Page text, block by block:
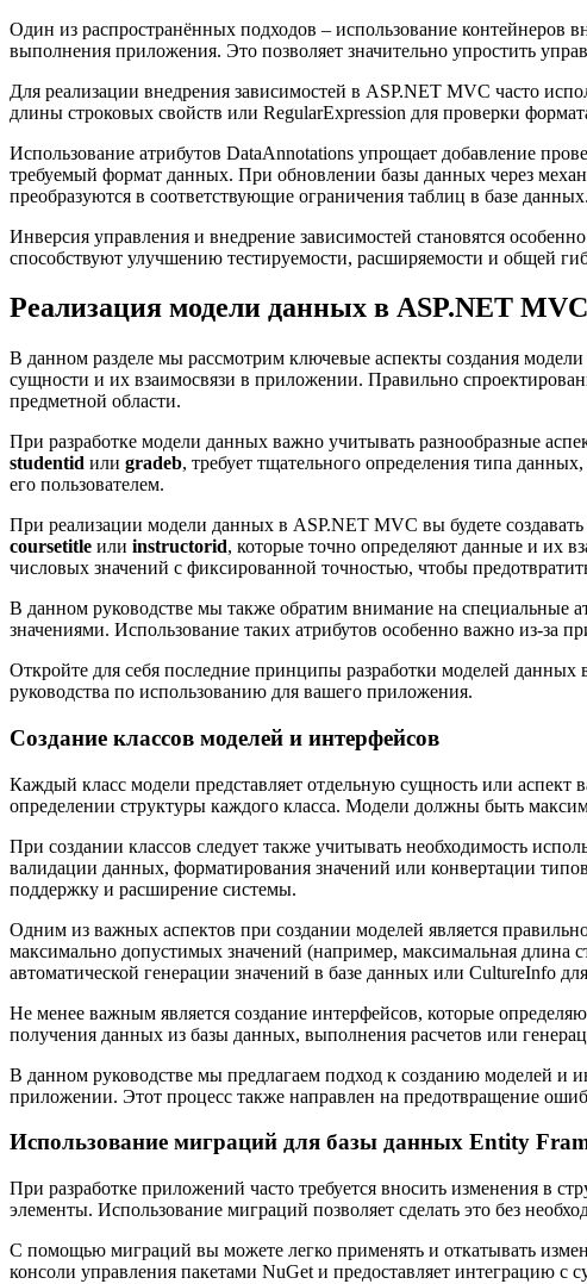
Один из распространённых подходов – использование контейнеров
выполнения приложения. Это позволяет значительно упростить
Для реализации внедрения зависимостей в ASP.NET MVC часто
длины строковых свойств или RegularExpression для проверки
Использование атрибутов DataAnnotations упрощает добавление
требуемый формат данных. При обновлении базы данных через
преобразуются в соответствующие ограничения таблиц в базе данных.
Инверсия управления и внедрение зависимостей становятся
способствуют улучшению тестируемости, расширяемости и общей
Реализация модели данных в ASP.NET MVC
В данном разделе мы рассмотрим ключевые аспекты создания
сущности и их взаимосвязи в приложении. Правильно
предметной области.
При разработке модели данных важно учитывать разнообразные
studentid или gradeb, требует тщательного определения типа
его пользователем.
При реализации модели данных в ASP.NET MVC вы будете
coursetitle или instructorid, которые точно определяют данные и их
числовых значений с фиксированной точностью, чтобы
В данном руководстве мы также обратим внимание на специальные
значениями. Использование таких атрибутов особенно важно из-за
Откройте для себя последние принципы разработки моделей
руководства по использованию для вашего приложения.
Создание классов моделей и интерфейсов
Каждый класс модели представляет отдельную сущность или
определении структуры каждого класса. Модели должны быть
При создании классов следует также учитывать необходимость
валидации данных, форматирования значений или конвертации
поддержку и расширение системы.
Одним из важных аспектов при создании моделей является
максимально допустимых значений (например, максимальная длина
автоматической генерации значений в базе данных или CultureInfo
Не менее важным является создание интерфейсов, которые
получения данных из базы данных, выполнения расчетов или
В данном руководстве мы предлагаем подход к созданию моделей и
приложении. Этот процесс также направлен на предотвращение
Использование миграций для базы данных Entity
При разработке приложений часто требуется вносить изменения в
элементы. Использование миграций позволяет сделать это без
С помощью миграций вы можете легко применять и откатывать
консоли управления пакетами NuGet и предоставляет интеграцию